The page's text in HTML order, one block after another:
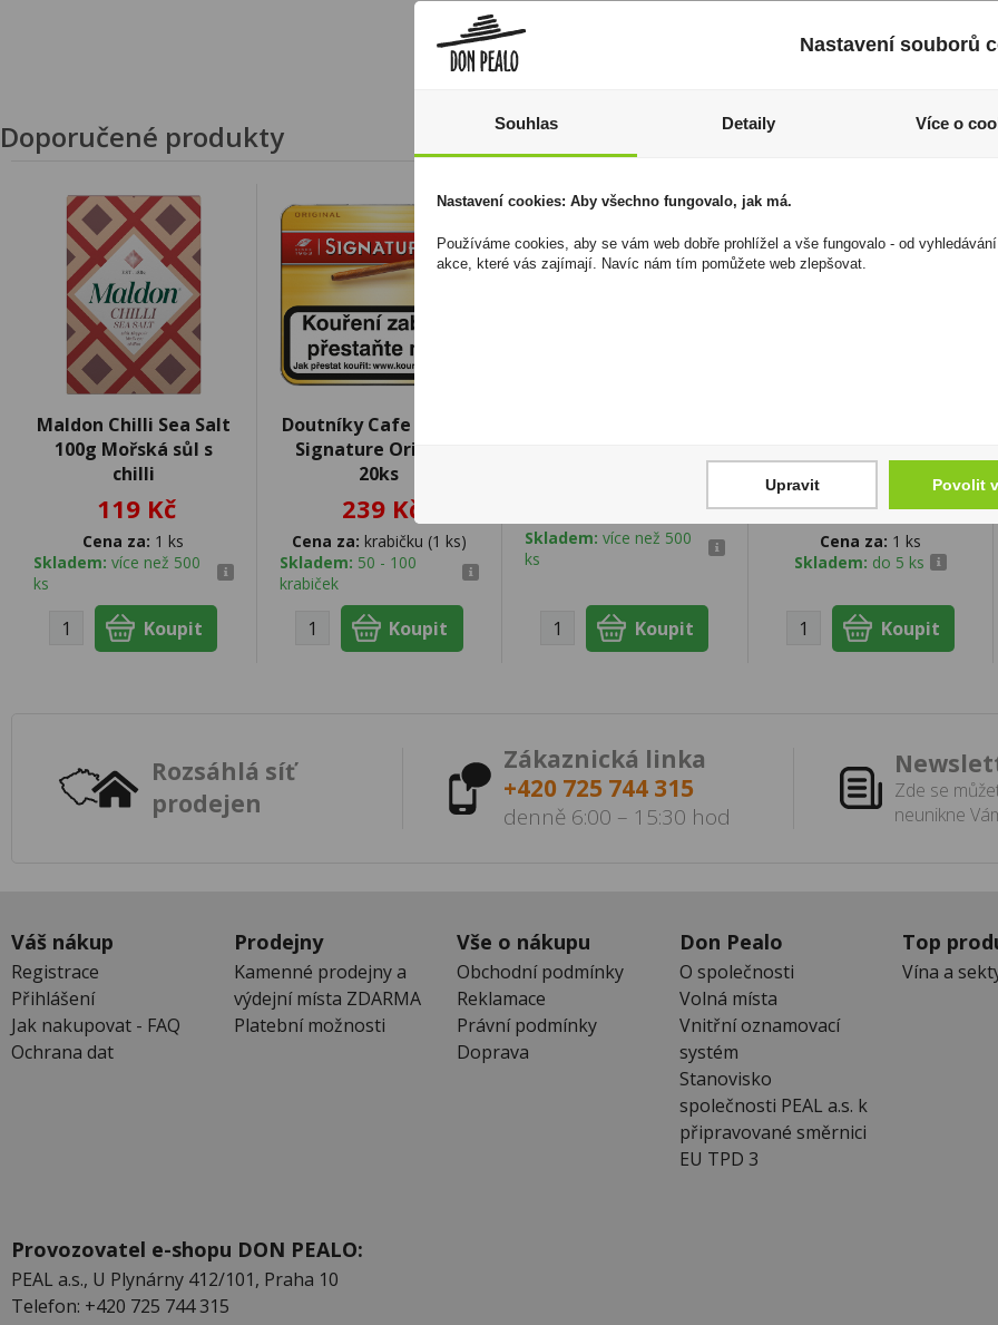
I přesto, že jsou informace o výrobcích pravidelně
odpovědnost za jakékoliv nesprávné informace. To však nemá
zákona. Tyto informace jsou podávány pouze pro osobní
kopírovány bez předchozího souhlasu DonPealo ani bez
Doporučené produkty
Maldon Chilli Sea Salt
100g Mořská sůl s
chilli
119 Kč
Cena za: 1 ks
Skladem: více než 500
ks
Doutníky Cafe Creme
Signature Original
20ks
239 Kč
Cena za: krabičku (1 ks)
Skladem: 50 - 100
krabiček
Skladem:více než 500
ks
Flower+Giftbox
150 Kč
Cena za: 1 ks
Skladem: do 5 ks
Rozsáhlá síť
prodejen
Zákaznická linka
+420 725 744 315
denně 6:00 – 15:30 hod
Zde se
neunikne
Váš nákup
Registrace
Přihlášení
Jak nakupovat - FAQ
Ochrana dat
Prodejny
Kamenné prodejny a
výdejní místa ZDARMA
Platební možnosti
Vše o nákupu
Obchodní podmínky
Reklamace
Právní podmínky
Doprava
Don Pealo
O společnosti
Volná místa
Vnitřní oznamovací
systém
Stanovisko
společnosti PEAL a.s. k
připravované směrnici
EU TPD 3
Top
Vína a
Provozovatel e-shopu DON PEALO:
PEAL a.s., U Plynárny 412/101, Praha 10
Telefon: +420 725 744 315
Nastavení souborů
Souhlas Detaily Více o
Nastavení cookies: Aby všechno fungovalo, jak má.
Používáme cookies, aby se vám web dobře prohlížel a vše fungovalo - od
akce, které vás zajímají. Navíc nám tím pomůžete web zlepšovat.
Upravit Povolit